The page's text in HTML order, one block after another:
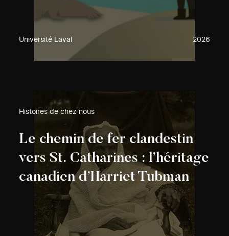
Université Laval 2026
Histoires de chez nous
Le chemin de fer clandestin
vers St. Catharines : l’héritage
canadien d’Harriet Tubman